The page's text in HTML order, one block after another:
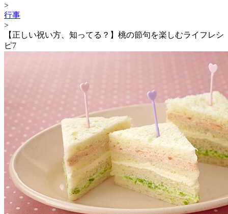
>
行事
>
【正しい祝い方、知ってる？】桃の節句を楽しむライフレシ
ピ7